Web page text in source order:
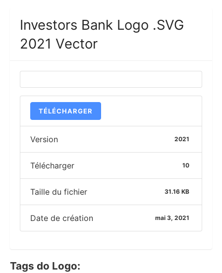
Investors Bank Logo .SVG
2021 Vector
TÉLÉCHARGER
Version 2021
Télécharger 10
Taille du fichier 31.16 KB
Date de création mai 3, 2021
Tags do Logo: